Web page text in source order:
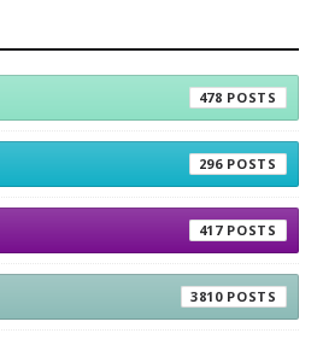
478
296
417
3810